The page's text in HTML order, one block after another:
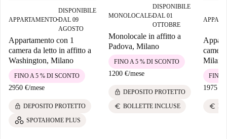
APPARTAMENTO■
DISPONIBILE
DAL 09
AGOSTO
Appartamento con 1
camera da letto in affitto a
Washington, Milano
2950 €/mese
FINO A 5 % DI SCONTO
lock DEPOSITO PROTETTO
SPOTAHOME PLUS
MONOLOCALE■
DISPONIBILE
DAL 01
OTTOBRE
Monolocale in affitto a
Padova, Milano
1200 €/mese
FINO A 5 % DI SCONTO
lock DEPOSITO PROTETTO
euro BOLLETTE INCLUSE
Milano
1975 €
FINO
euro